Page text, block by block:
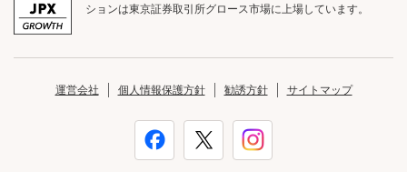
ションは東京証券取引所グロース市場に上場しています。
運営会社 個人情報保護方針 勧誘方針 サイトマップ